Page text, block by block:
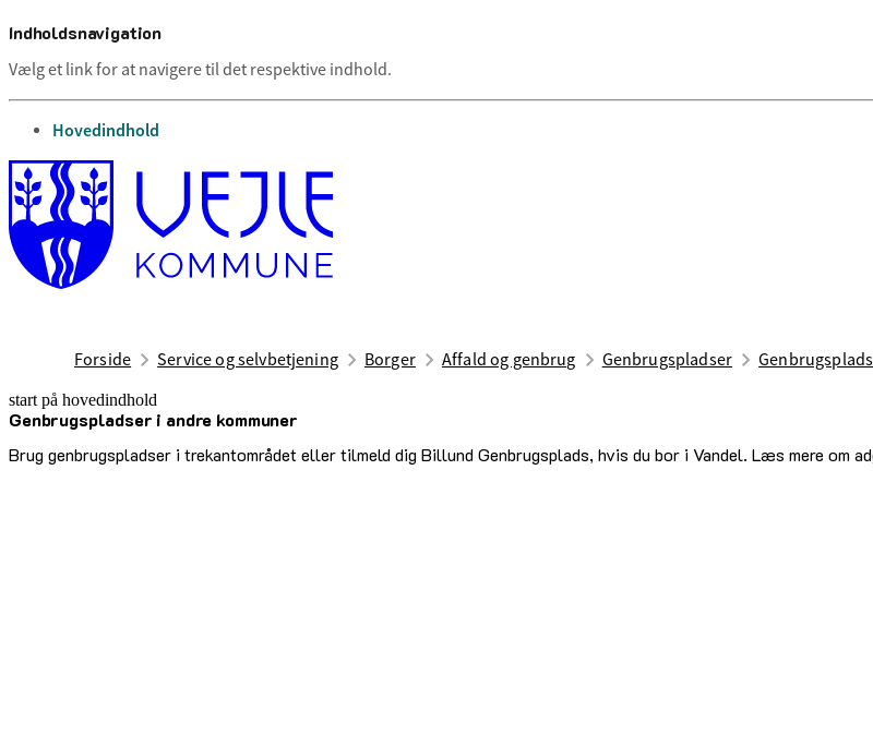
Indholdsnavigation
Vælg et link for at navigere til det respektive indhold.
gå til
Hovedindhold
Forside Service og selvbetjening Borger Affald og genbrug Genbrugspladser
start på hovedindhold
Genbrugspladser i andre kommuner
Brug genbrugspladser i trekantområdet eller tilmeld dig Billund Genbrugsplads, hvis du bor i Vandel. Læs mere om
senest opdateret 26. juni 2026